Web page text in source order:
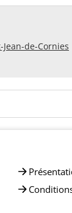
Jean-de-Cornies